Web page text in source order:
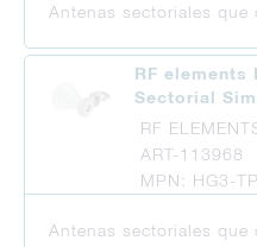
Antenas sectoriales
RF elements
Sectorial
RF
ART-113968
MPN: HG3-
Antenas sectoriales